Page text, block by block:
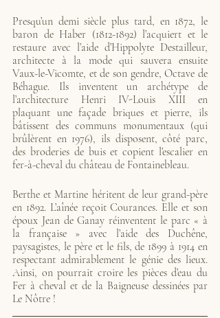
Presqu’un demi siècle plus tard, en 1872, le
baron de Haber (1812-1892) l’acquiert et le
restaure avec l’aide d’Hippolyte Destailleur,
architecte à la mode qui sauvera ensuite
Vaux-le-Vicomte, et de son gendre, Octave de
Béhague. Ils inventent un archétype de
l’architecture Henri IV-Louis XIII en
plaquant une façade briques et pierre, ils
bâtissent des communs monumentaux (qui
brûlèrent en 1976), ils disposent, côté parc,
des broderies de buis et copient l’escalier en
fer-à-cheval du château de Fontainebleau.
Berthe et Martine héritent de leur grand-père
en 1892. L’aînée reçoit Courances. Elle et son
époux Jean de Ganay réinventent le parc « à
la française » avec l’aide des Duchêne,
paysagistes, le père et le fils, de 1899 à 1914 en
respectant admirablement le génie des lieux.
Ainsi, on pourrait croire les pièces d’eau du
Fer à cheval et de la Baigneuse dessinées par
Le Nôtre !